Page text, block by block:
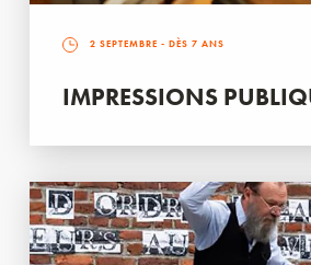
2 SEPTEMBRE - DÈS 7 ANS
IMPRESSIONS